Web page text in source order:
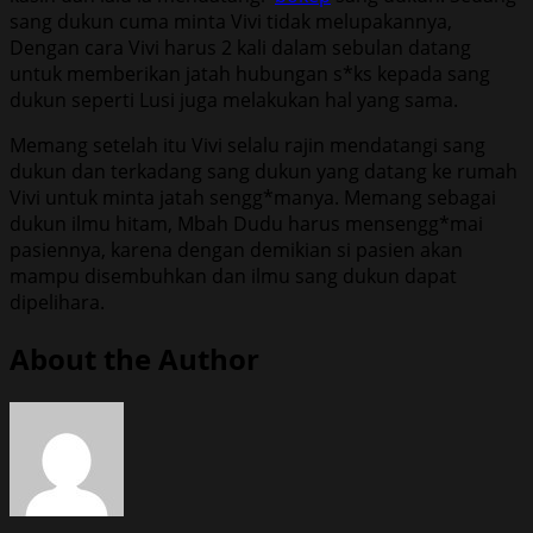
sang dukun cuma minta Vivi tidak melupakannya,
Dengan cara Vivi harus 2 kali dalam sebulan datang
untuk memberikan jatah hubungan s*ks kepada sang
dukun seperti Lusi juga melakukan hal yang sama.
Memang setelah itu Vivi selalu rajin mendatangi sang
dukun dan terkadang sang dukun yang datang ke rumah
Vivi untuk minta jatah sengg*manya. Memang sebagai
dukun ilmu hitam, Mbah Dudu harus mensengg*mai
pasiennya, karena dengan demikian si pasien akan
mampu disembuhkan dan ilmu sang dukun dapat
dipelihara.
About the Author